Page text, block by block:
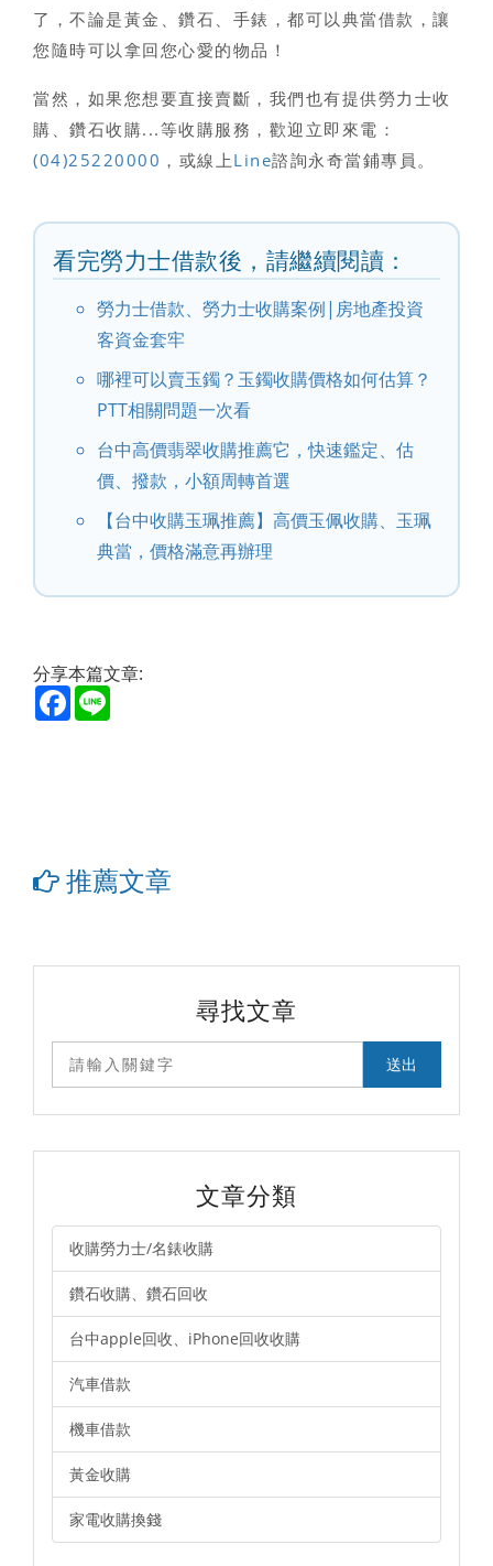
了，不論是黃金、鑽石、手錶，都可以典當借款，讓
您隨時可以拿回您心愛的物品！
當然，如果您想要直接賣斷，我們也有提供勞力士收
購、鑽石收購...等收購服務，歡迎立即來電：
(04)25220000 ，或線上Line諮詢永奇當鋪專員。
看完勞力士借款後，請繼續閱讀：
勞力士借款、勞力士收購案例|房地產投資
客資金套牢
哪裡可以賣玉鐲？玉鐲收購價格如何估算？
PTT相關問題一次看
台中高價翡翠收購推薦它，快速鑑定、估
價、撥款，小額周轉首選
【台中收購玉珮推薦】高價玉佩收購、玉珮
典當，價格滿意再辦理
分享本篇文章:
Facebook
推薦文章
尋找文章
文章分類
收購勞力士/名錶收購
鑽石收購、鑽石回收
台中apple回收、iPhone回收收購
汽車借款
機車借款
黃金收購
家電收購換錢